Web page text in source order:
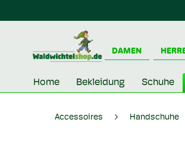
DAMEN
Home Bekleidung Schuhe
Accessoires Handschuhe